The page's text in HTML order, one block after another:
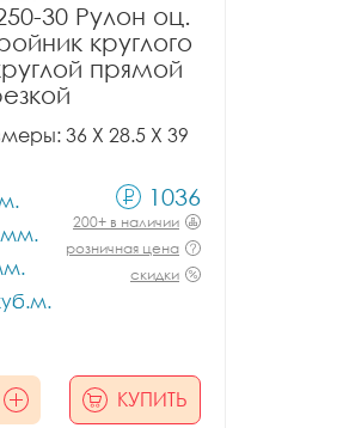
30 Рулон оц.
круглого
прямой
36 X 28.5 X 39
мм.
1036
200+ в наличии
розничная цена
скидки
КУПИТЬ